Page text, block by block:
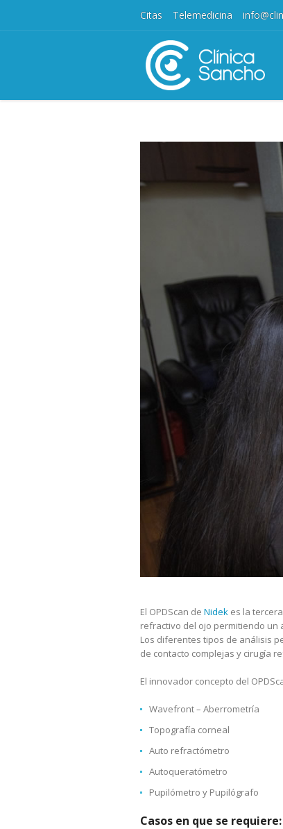
Citas Telemedicina
El OPDScan de Nidek es la
refractivo del ojo permitiendo un
Los diferentes tipos de análisis
de contacto complejas y cirugía
El innovador concepto del
Wavefront – Aberrometría
Topografía corneal
Auto refractómetro
Autoqueratómetro
Pupilómetro y Pupilógrafo
Casos en que se requiere: